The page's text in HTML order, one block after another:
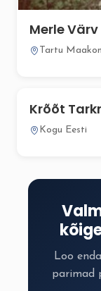
Merle Värv
Tartu
Krõõt
Kogu Eesti
Loo
parimad